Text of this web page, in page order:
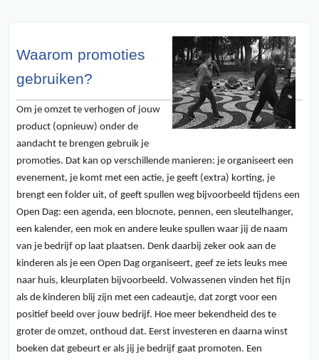
Waarom promoties
gebruiken?
Om je omzet te verhogen of jouw
product (opnieuw) onder de
aandacht te brengen gebruik je
promoties. Dat kan op verschillende manieren: je organiseert een
evenement, je komt met een actie, je geeft (extra) korting, je
brengt een folder uit, of geeft spullen weg bijvoorbeeld tijdens een
Open Dag: een agenda, een blocnote, pennen, een sleutelhanger,
een kalender, een mok en andere leuke spullen waar jij de naam
van je bedrijf op laat plaatsen. Denk daarbij zeker ook aan de
kinderen als je een Open Dag organiseert, geef ze iets leuks mee
naar huis, kleurplaten bijvoorbeeld. Volwassenen vinden het fijn
als de kinderen blij zijn met een cadeautje, dat zorgt voor een
positief beeld over jouw bedrijf. Hoe meer bekendheid des te
groter de omzet, onthoud dat. Eerst investeren en daarna winst
boeken dat gebeurt er als jij je bedrijf gaat promoten. Een